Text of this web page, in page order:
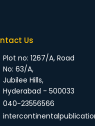
Us
Plot no: 1267/A, Road
No: 63/A,
Jubilee Hills,
Hyderabad - 500033
040-23556566